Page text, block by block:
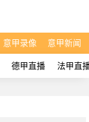
意甲录像 意甲新闻
德甲直播 法甲直